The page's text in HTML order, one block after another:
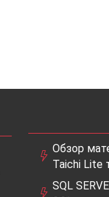
Обзор
Taichi Lite
SQL